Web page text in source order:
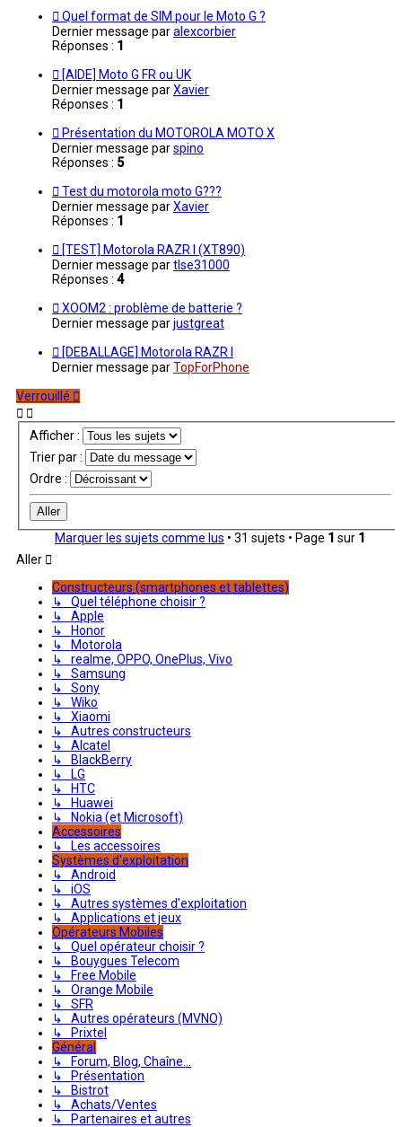
Quel format de SIM pour le Moto G ?
Dernier message paralexcorbier
Réponses : 1
[AIDE] Moto G FR ou UK
Dernier message parXavier
Réponses : 1
Présentation du MOTOROLA MOTO X
Dernier message parspino
Réponses : 5
Test du motorola moto G???
Dernier message parXavier
Réponses : 1
[TEST] Motorola RAZR I (XT890)
Dernier message partlse31000
Réponses : 4
XOOM2 : problème de batterie ?
Dernier message parjustgreat
[DEBALLAGE] Motorola RAZR I
Dernier message parTopForPhone
Verrouillé
Afficher :
Trier par :
Ordre :
Marquer les sujets comme lus • 31 sujets • Page 1 sur 1
Aller
Constructeurs (smartphones et tablettes)
↳ Quel téléphone choisir ?
↳ Apple
↳ Honor
↳ Motorola
↳ realme, OPPO, OnePlus, Vivo
↳ Samsung
↳ Sony
↳ Wiko
↳ Xiaomi
↳ Autres constructeurs
↳ Alcatel
↳ BlackBerry
↳ LG
↳ HTC
↳ Huawei
↳ Nokia (et Microsoft)
Accessoires
↳ Les accessoires
Systèmes d'exploitation
↳ Android
↳ iOS
↳ Autres systèmes d'exploitation
↳ Applications et jeux
Opérateurs Mobiles
↳ Quel opérateur choisir ?
↳ Bouygues Telecom
↳ Free Mobile
↳ Orange Mobile
↳ SFR
↳ Autres opérateurs (MVNO)
↳ Prixtel
Général
↳ Forum, Blog, Chaîne...
↳ Présentation
↳ Bistrot
↳ Achats/Ventes
↳ Partenaires et autres